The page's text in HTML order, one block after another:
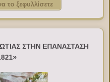
το ξεφυλλίσετε
ΣΤΗΝ ΕΠΑΝΑΣΤΑΣΗ